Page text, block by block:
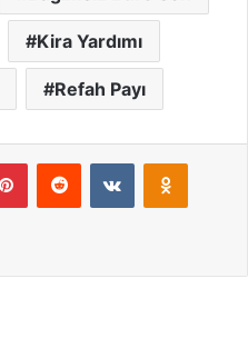
Kira Yardımı
Refah Payı